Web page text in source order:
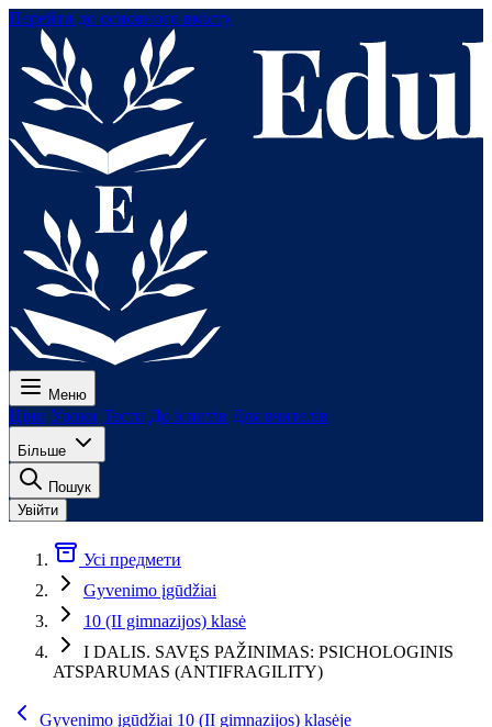
Перейти до основного вмісту
Меню
Ціни Уроки Тести До іспитів Для вчителів
Більше
Пошук
Увійти
Усі предмети
Gyvenimo įgūdžiai
10 (II gimnazijos) klasė
I DALIS. SAVĘS PAŽINIMAS: PSICHOLOGINIS
ATSPARUMAS (ANTIFRAGILITY)
Gyvenimo įgūdžiai 10 (II gimnazijos) klasėje